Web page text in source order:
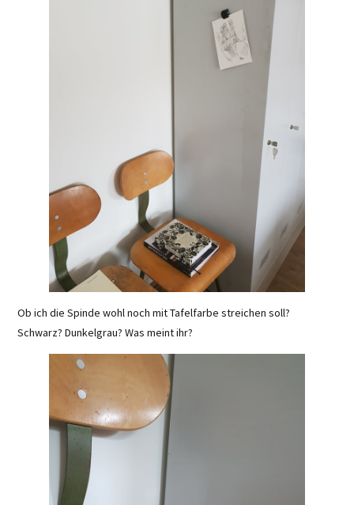
Ob ich die Spinde wohl noch mit Tafelfarbe streichen soll?
Schwarz? Dunkelgrau? Was meint ihr?